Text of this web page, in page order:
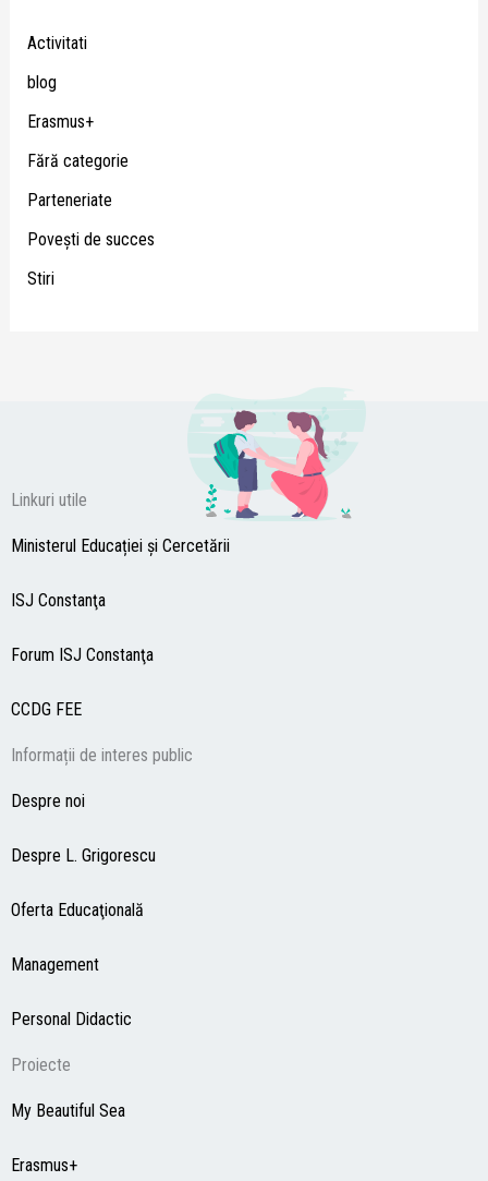
Activitati
blog
Erasmus+
Fără categorie
Parteneriate
Poveşti de succes
Stiri
Linkuri utile
Ministerul Educației și Cercetării
ISJ Constanţa
Forum ISJ Constanţa
CCDG FEE
Informații de interes public
Despre noi
Despre L. Grigorescu
Oferta Educaţională
Management
Personal Didactic
Proiecte
My Beautiful Sea
Erasmus+